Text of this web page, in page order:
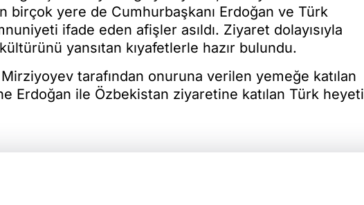
birçok yere de Cumhurbaşkanı Erdoğan ve Türk
ifade eden afişler asıldı. Ziyaret dolayısıyla
yansıtan kıyafetlerle hazır bulundu.
tarafından onuruna verilen yemeğe katılan
Erdoğan ile Özbekistan ziyaretine katılan Türk heyeti